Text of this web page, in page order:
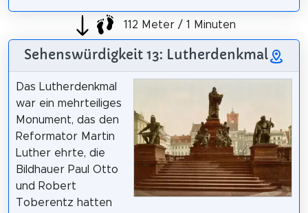
112 Meter / 1 Minuten
Sehenswürdigkeit 13: Lutherdenkmal
Das Lutherdenkmal
war ein mehrteiliges
Monument, das den
Reformator Martin
Luther ehrte, die
Bildhauer Paul Otto
und Robert
Toberentz hatten